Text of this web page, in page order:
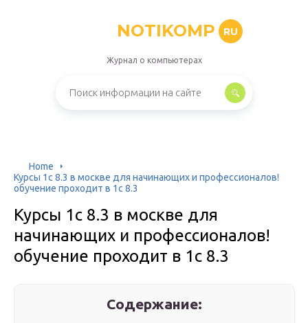
NOTIKOMP RU
Журнал о компьютерах
Home
Курсы 1с 8.3 в москве для начинающих и профессионалов!
обучение проходит в 1с 8.3
Курсы 1с 8.3 в москве для
начинающих и профессионалов!
обучение проходит в 1с 8.3
Содержание: